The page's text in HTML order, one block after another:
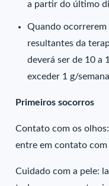
a partir do último
Quando
resultantes da
deverá ser de 10 a
exceder 1 g/
Primeiros socorros
Contato com os
entre em contato com
Cuidado com a pele: